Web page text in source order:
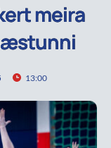
meira
13:00